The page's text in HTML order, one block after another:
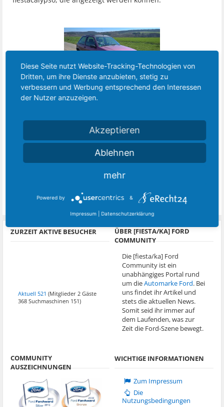
Letzte Aktivität:
10. Juni 2019
Registriert seit:
Zustimmungen:
Punkte für Erfolge:
Geschlecht:
Geburtstag:
1. Oktober 1962
Schlosser/Maschineneinrichter
ZURZEIT AKTIVE BESUCHER
Aktuell 521 (Mitglieder 2 Gäste
368 Suchmaschinen 151)
ÜBER [FIESTA/KA] FORD
COMMUNITY
Die [fiesta/ka] Ford
Community ist ein
unabhängiges Portal rund
um dieAutomarke Ford. Bei
uns findet ihr Artikel und
stets die aktuellen News.
Somit seid ihr immer auf
dem Laufenden, was zur
Zeit die Ford-Szene bewegt.
COMMUNITY
AUSZEICHNUNGEN
WICHTIGE INFORMATIONEN
Zum Impressum
Die
Nutzungsbedingungen
Diese Seite nutzt Website-Tracking-Technologien von
Dritten, um ihre Dienste anzubieten, stetig zu
verbessern und Werbung entsprechend den Interessen
der Nutzer anzuzeigen.
Akzeptieren
Ablehnen
mehr
Powered by &
Impressum Datenschutzerklärung